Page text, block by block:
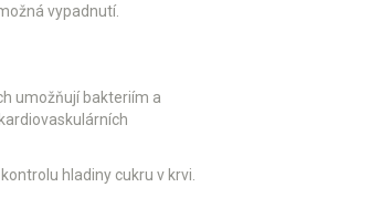
vypadnutí.
umožňují bakteriím a
hladiny cukru v krvi.